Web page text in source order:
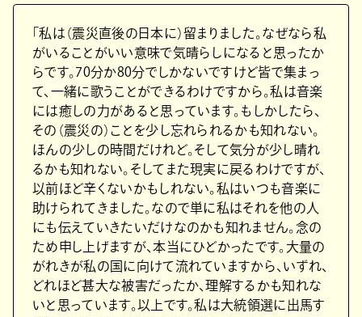
「私は（震災直後の日本に）留まりました。なぜなら私
がいることがいい意味で気晴らしになると思ったか
らです。70分か80分でしかないですけど皆で集まっ
て、一緒に歌うことができるわけですから。私は音楽
には癒しの力があると思っています。もしかしたら、
その（震災の）ことを少し忘れられるかも知れない。
ほんの少しの時間だけれど。そして気分が少し晴れ
るかも知れない。そしてまた現実に戻るわけですが、
以前ほど辛くないかもしれない。私はいつも音楽に
助けられてきました。なので単に私はそれを他の人
にも伝えていきたいだけなのかも知れません。念の
ため申し上げますが、本当にひどかったです。大量の
がれきが私の国に向けて流れていますから、いずれ、
どれほど甚大な被害だったか、理解するかも知れな
いと思っています。以上です。私は大統領選に出馬す